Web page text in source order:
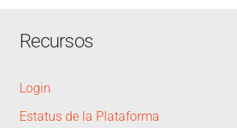
Recursos
Login
Estatus de la Plataforma